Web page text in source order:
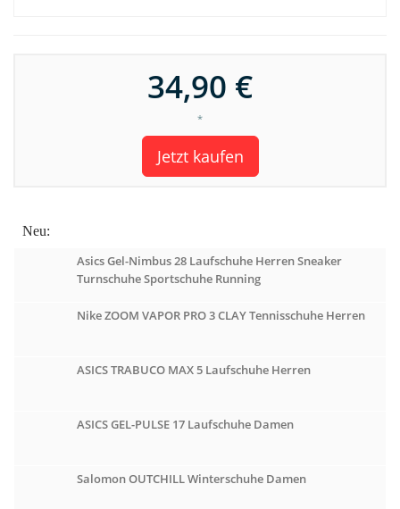
34,90 €
*
Jetzt kaufen
Neu:
Asics Gel-Nimbus 28 Laufschuhe Herren Sneaker
Turnschuhe Sportschuhe Running
Nike ZOOM VAPOR PRO 3 CLAY Tennisschuhe Herren
ASICS TRABUCO MAX 5 Laufschuhe Herren
ASICS GEL-PULSE 17 Laufschuhe Damen
Salomon OUTCHILL Winterschuhe Damen